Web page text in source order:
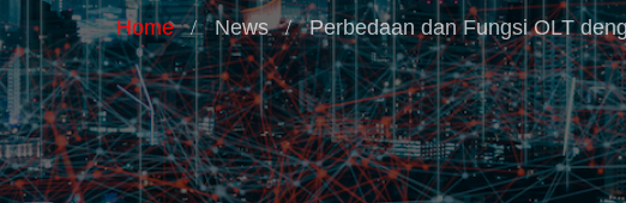
Home News Perbedaan dan Fungsi OLT